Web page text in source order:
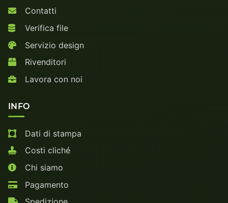
Contatti
Verifica file
Servizio design
Rivenditori
Lavora con noi
INFO
Dati di stampa
Costi cliché
Chi siamo
Pagamento